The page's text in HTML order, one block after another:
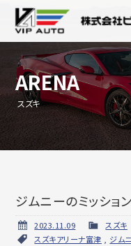
ARENA
スズキ
ジムニーのミッショ
2023.11.09
スズキ
スズキアリーナ富津
ジム